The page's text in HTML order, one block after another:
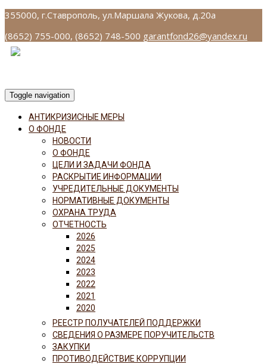
355000, г.Ставрополь, ул.Маршала Жукова, д.20а
(8652) 755-000, (8652) 748-500 garantfond26@yandex.ru
Toggle navigation
АНТИКРИЗИСНЫЕ МЕРЫ
О ФОНДЕ
НОВОСТИ
О ФОНДЕ
ЦЕЛИ И ЗАДАЧИ ФОНДА
РАСКРЫТИЕ ИНФОРМАЦИИ
УЧРЕДИТЕЛЬНЫЕ ДОКУМЕНТЫ
НОРМАТИВНЫЕ ДОКУМЕНТЫ
ОХРАНА ТРУДА
ОТЧЕТНОСТЬ
2026
2025
2024
2023
2022
2021
2020
РЕЕСТР ПОЛУЧАТЕЛЕЙ ПОДДЕРЖКИ
СВЕДЕНИЯ О РАЗМЕРЕ ПОРУЧИТЕЛЬСТВ
ЗАКУПКИ
ПРОТИВОДЕЙСТВИЕ КОРРУПЦИИ